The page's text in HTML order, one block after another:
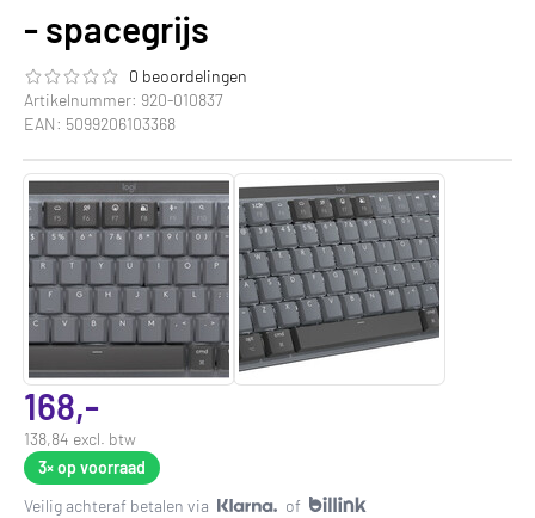
- spacegrijs
De beoordeling van dit product is
0 beoordelingen
Artikelnummer: 920-010837
EAN: 5099206103368
168,-
138,84 excl. btw
3×op voorraad
Veilig achteraf betalen via
of